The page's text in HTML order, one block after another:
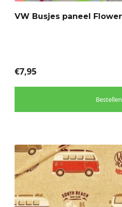
VW Busjes paneel
€7,95
Bestellen
kan
productpagina